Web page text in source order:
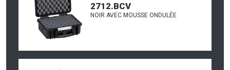
2712.BCV
NOIR AVEC MOUSSE ONDULÉE